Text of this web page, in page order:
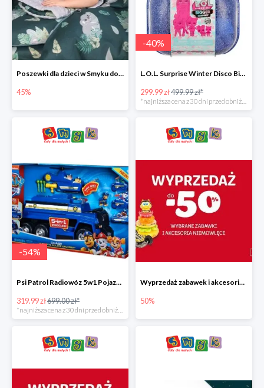
Poszewki dla dzieci w Smyku do -45%
45%
-40%
L.O.L. Surprise Winter Disco Bigger Surprise Zestaw laleczek w walizce -40%
299.99 zł499.99 zł*
-54%
Psi Patrol Radiowóz 5w1 Pojazd ratunkowy z figurką Chase'a
319.99 zł699.00 zł*
Wyprzedaż zabawek i akcesoriów niemowlęcych w Smyku do -50%
50%